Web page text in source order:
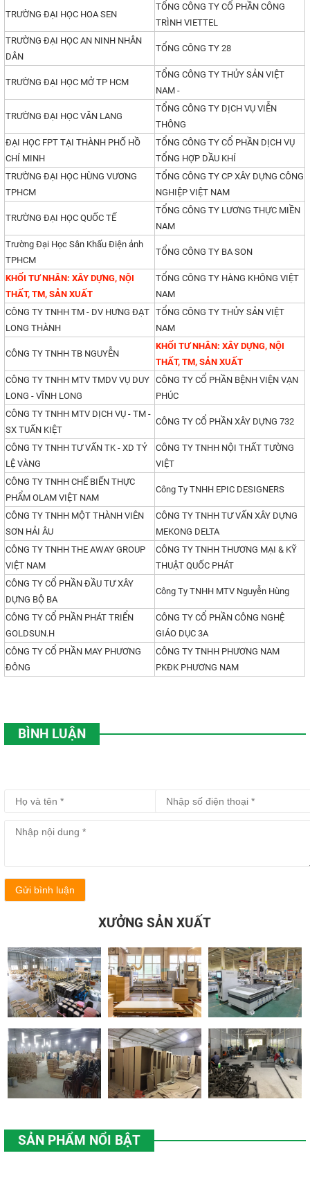
TRƯỜNG ĐẠI HỌC HOA SEN
TỔNG CÔNG TY CỔ PHẦN CÔNG
TRÌNH VIETTEL
TRƯỜNG ĐẠI HỌC AN NINH NHÂN
DÂN
TỔNG CÔNG TY 28
TRƯỜNG ĐẠI HỌC MỞ TP HCM
TỔNG CÔNG TY THỦY SẢN VIỆT
NAM -
TRƯỜNG ĐẠI HỌC VĂN LANG
TỔNG CÔNG TY DỊCH VỤ VIỄN
THÔNG
ĐẠI HỌC FPT TẠI THÀNH PHỐ HỒ
CHÍ MINH
TỔNG CÔNG TY CỔ PHẦN DỊCH VỤ
TỔNG HỢP DẦU KHÍ
TRƯỜNG ĐẠI HỌC HÙNG VƯƠNG
TPHCM
TỔNG CÔNG TY CP XÂY DỰNG CÔNG
NGHIỆP VIỆT NAM
TRƯỜNG ĐẠI HỌC QUỐC TẾ
TỔNG CÔNG TY LƯƠNG THỰC MIỀN
NAM
Trường Đại Học Sân Khấu Điện ảnh
TPHCM
TỔNG CÔNG TY BA SON
KHỐI TƯ NHÂN: XÂY DỰNG, NỘI
THẤT, TM, SẢN XUẤT
TỔNG CÔNG TY HÀNG KHÔNG VIỆT
NAM
CÔNG TY TNHH TM - DV HƯNG ĐẠT
LONG THÀNH
TỔNG CÔNG TY THỦY SẢN VIỆT
NAM
CÔNG TY TNHH TB NGUYỄN
KHỐI TƯ NHÂN: XÂY DỰNG, NỘI
THẤT, TM, SẢN XUẤT
CÔNG TY TNHH MTV TMDV VỤ DUY
LONG - VĨNH LONG
CÔNG TY CỔ PHẦN BỆNH VIỆN VẠN
PHÚC
CÔNG TY TNHH MTV DỊCH VỤ - TM -
SX TUẤN KIỆT
CÔNG TY CỔ PHẦN XÂY DỰNG 732
CÔNG TY TNHH TƯ VẤN TK - XD TỶ
LỆ VÀNG
CÔNG TY TNHH NỘI THẤT TƯỜNG
VIỆT
CÔNG TY TNHH CHẾ BIẾN THỰC
PHẨM OLAM VIỆT NAM
Công Ty TNHH EPIC DESIGNERS
CÔNG TY TNHH MỘT THÀNH VIÊN
SƠN HẢI ÂU
CÔNG TY TNHH TƯ VẤN XÂY DỰNG
MEKONG DELTA
CÔNG TY TNHH THE AWAY GROUP
VIỆT NAM
CÔNG TY TNHH THƯƠNG MẠI & KỸ
THUẬT QUỐC PHÁT
CÔNG TY CỔ PHẦN ĐẦU TƯ XÂY
DỰNG BỘ BA
Công Ty TNHH MTV Nguyễn Hùng
CÔNG TY CỔ PHẦN PHÁT TRIỂN
GOLDSUN.H
CÔNG TY CỔ PHẦN CÔNG NGHỆ
GIÁO DỤC 3A
CÔNG TY CỔ PHẦN MAY PHƯƠNG
ĐÔNG
CÔNG TY TNHH PHƯƠNG NAM
PKĐK PHƯƠNG NAM
BÌNH LUẬN
Gửi bình luận
XƯỞNG SẢN XUẤT
SẢN PHẨM NỔI BẬT